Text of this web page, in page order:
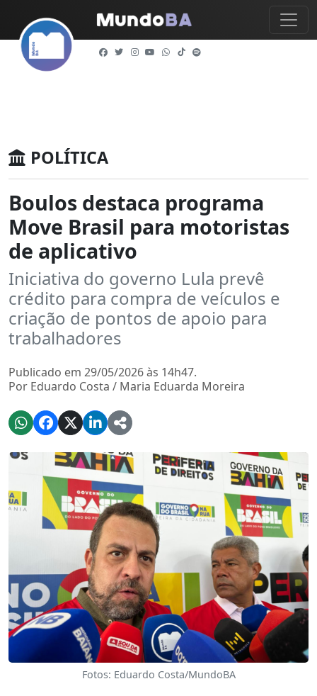
POLÍTICA
Boulos destaca programa
Move Brasil para motoristas
de aplicativo
Iniciativa do governo Lula prevê
crédito para compra de veículos e
criação de pontos de apoio para
trabalhadores
Publicado em 29/05/2026 às 14h47.
Por Eduardo Costa / Maria Eduarda Moreira
Fotos: Eduardo Costa/MundoBA